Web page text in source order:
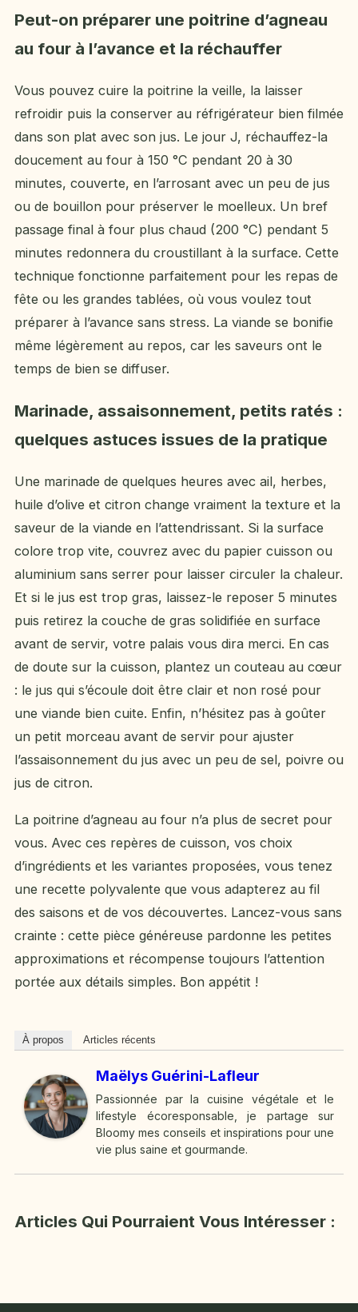
Peut-on préparer une poitrine d’agneau
au four à l’avance et la réchauffer
Vous pouvez cuire la poitrine la veille, la laisser
refroidir puis la conserver au réfrigérateur bien filmée
dans son plat avec son jus. Le jour J, réchauffez-la
doucement au four à 150 °C pendant 20 à 30
minutes, couverte, en l’arrosant avec un peu de jus
ou de bouillon pour préserver le moelleux. Un bref
passage final à four plus chaud (200 °C) pendant 5
minutes redonnera du croustillant à la surface. Cette
technique fonctionne parfaitement pour les repas de
fête ou les grandes tablées, où vous voulez tout
préparer à l’avance sans stress. La viande se bonifie
même légèrement au repos, car les saveurs ont le
temps de bien se diffuser.
Marinade, assaisonnement, petits ratés :
quelques astuces issues de la pratique
Une marinade de quelques heures avec ail, herbes,
huile d’olive et citron change vraiment la texture et la
saveur de la viande en l’attendrissant. Si la surface
colore trop vite, couvrez avec du papier cuisson ou
aluminium sans serrer pour laisser circuler la chaleur.
Et si le jus est trop gras, laissez-le reposer 5 minutes
puis retirez la couche de gras solidifiée en surface
avant de servir, votre palais vous dira merci. En cas
de doute sur la cuisson, plantez un couteau au cœur
: le jus qui s’écoule doit être clair et non rosé pour
une viande bien cuite. Enfin, n’hésitez pas à goûter
un petit morceau avant de servir pour ajuster
l’assaisonnement du jus avec un peu de sel, poivre ou
jus de citron.
La poitrine d’agneau au four n’a plus de secret pour
vous. Avec ces repères de cuisson, vos choix
d’ingrédients et les variantes proposées, vous tenez
une recette polyvalente que vous adapterez au fil
des saisons et de vos découvertes. Lancez-vous sans
crainte : cette pièce généreuse pardonne les petites
approximations et récompense toujours l’attention
portée aux détails simples. Bon appétit !
À propos Articles récents
Maëlys Guérini-Lafleur
Passionnée par la cuisine végétale et le
lifestyle écoresponsable, je partage sur
Bloomy mes conseils et inspirations pour une
vie plus saine et gourmande.
Articles Qui Pourraient Vous Intéresser :